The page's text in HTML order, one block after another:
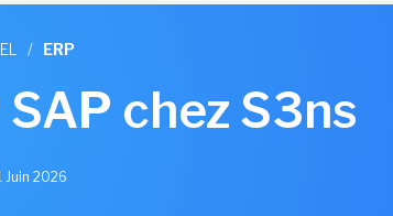
/ ERP
chez S3ns
Juin 2026